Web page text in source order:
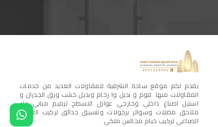
يقدم لكم موقع ساحة الشرقية للمقاولات العديد من خدمات
المقاولات منها فوم و بديل وا رخام وبديل خشب ورق الجدران و
استيل اصباغ داخلي وخارجي عوازل الاسطح ترميم مباني بناء
ملاحق مضلات وسواتر برجولات وتنسيق حدائق تركيب العشب
الصناعي تركيب خيام مجالس ملكي